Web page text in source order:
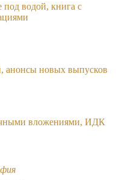
под водой, книга с
анонсы новых выпусков
вложениями, ИДК